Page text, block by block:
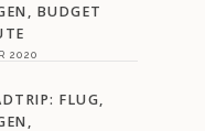
BUDGET
2020
FLUG,